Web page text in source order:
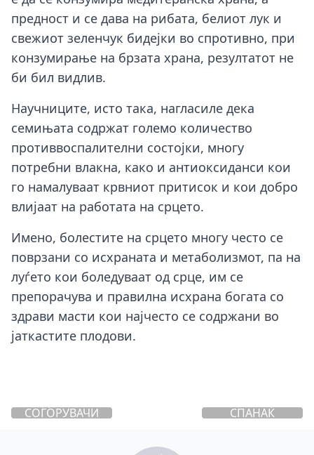
предност и се дава на рибата, белиот лук и
свежиот зеленчук бидејки во спротивно, при
конзумирање на брзата храна, резултатот не
би бил видлив.
Научниците, исто така, нагласиле дека
семињата содржат големо количество
противвоспалителни состојки, многу
потребни влакна, како и антиоксиданси кои
го намалуваат крвниот притисок и кои добро
влијаат на работата на срцето.
Имено, болестите на срцето многу често се
поврзани со исхраната и метаболизмот, па на
луѓето кои боледуваат од срце, им се
препорачува и правилна исхрана богата со
здрави масти кои најчесто се содржани во
јаткастите плодови.
СОГОРУВАЧИ
НА МАСТИ
СПАНАЌ